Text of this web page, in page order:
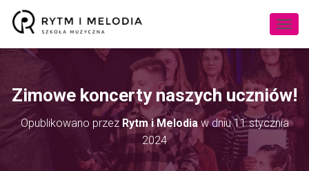
P
R
Ą
C
Z
N
A
W
Zimowe koncerty naszych uczniów!
Opublikowano przez Rytm i Melodiaw dniu11 stycznia
2024